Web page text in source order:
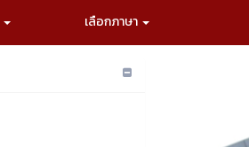
เลือกภาษา